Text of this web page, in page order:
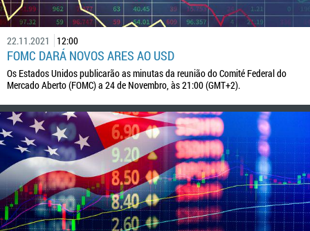
22.11.2021 12:00
FOMC DARÁ NOVOS ARES AO USD
Os Estados Unidos publicarão as minutas da reunião do Comité Federal do
Mercado Aberto (FOMC) a 24 de Novembro, às 21:00 (GMT+2).